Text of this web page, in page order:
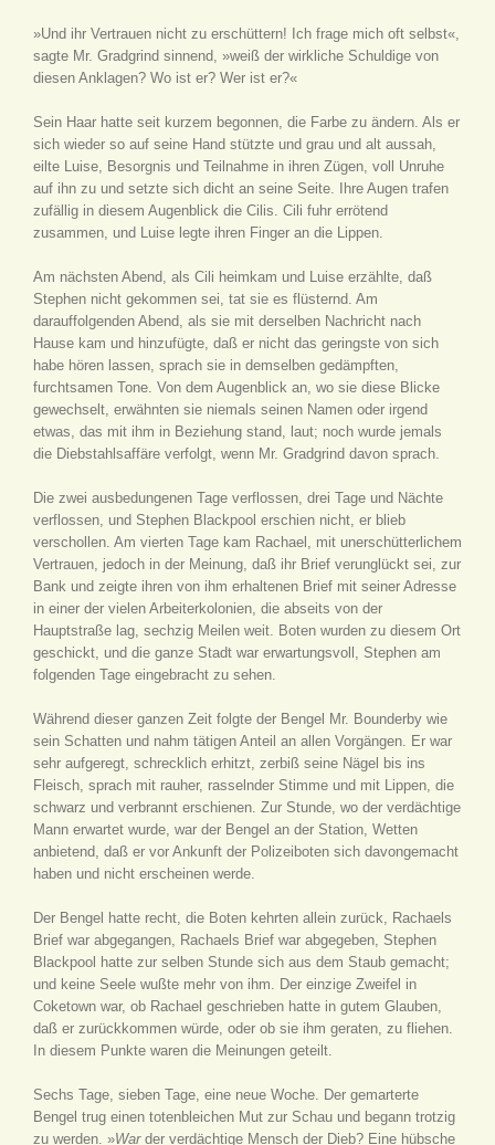
»Und ihr Vertrauen nicht zu erschüttern! Ich frage mich oft selbst«,
sagte Mr. Gradgrind sinnend, »weiß der wirkliche Schuldige von
diesen Anklagen? Wo ist er? Wer ist er?«
Sein Haar hatte seit kurzem begonnen, die Farbe zu ändern. Als er
sich wieder so auf seine Hand stützte und grau und alt aussah,
eilte Luise, Besorgnis und Teilnahme in ihren Zügen, voll Unruhe
auf ihn zu und setzte sich dicht an seine Seite. Ihre Augen trafen
zufällig in diesem Augenblick die Cilis. Cili fuhr errötend
zusammen, und Luise legte ihren Finger an die Lippen.
Am nächsten Abend, als Cili heimkam und Luise erzählte, daß
Stephen nicht gekommen sei, tat sie es flüsternd. Am
darauffolgenden Abend, als sie mit derselben Nachricht nach
Hause kam und hinzufügte, daß er nicht das geringste von sich
habe hören lassen, sprach sie in demselben gedämpften,
furchtsamen Tone. Von dem Augenblick an, wo sie diese Blicke
gewechselt, erwähnten sie niemals seinen Namen oder irgend
etwas, das mit ihm in Beziehung stand, laut; noch wurde jemals
die Diebstahlsaffäre verfolgt, wenn Mr. Gradgrind davon sprach.
Die zwei ausbedungenen Tage verflossen, drei Tage und Nächte
verflossen, und Stephen Blackpool erschien nicht, er blieb
verschollen. Am vierten Tage kam Rachael, mit unerschütterlichem
Vertrauen, jedoch in der Meinung, daß ihr Brief verunglückt sei, zur
Bank und zeigte ihren von ihm erhaltenen Brief mit seiner Adresse
in einer der vielen Arbeiterkolonien, die abseits von der
Hauptstraße lag, sechzig Meilen weit. Boten wurden zu diesem Ort
geschickt, und die ganze Stadt war erwartungsvoll, Stephen am
folgenden Tage eingebracht zu sehen.
Während dieser ganzen Zeit folgte der Bengel Mr. Bounderby wie
sein Schatten und nahm tätigen Anteil an allen Vorgängen. Er war
sehr aufgeregt, schrecklich erhitzt, zerbiß seine Nägel bis ins
Fleisch, sprach mit rauher, rasselnder Stimme und mit Lippen, die
schwarz und verbrannt erschienen. Zur Stunde, wo der verdächtige
Mann erwartet wurde, war der Bengel an der Station, Wetten
anbietend, daß er vor Ankunft der Polizeiboten sich davongemacht
haben und nicht erscheinen werde.
Der Bengel hatte recht, die Boten kehrten allein zurück, Rachaels
Brief war abgegangen, Rachaels Brief war abgegeben, Stephen
Blackpool hatte zur selben Stunde sich aus dem Staub gemacht;
und keine Seele wußte mehr von ihm. Der einzige Zweifel in
Coketown war, ob Rachael geschrieben hatte in gutem Glauben,
daß er zurückkommen würde, oder ob sie ihm geraten, zu fliehen.
In diesem Punkte waren die Meinungen geteilt.
Sechs Tage, sieben Tage, eine neue Woche. Der gemarterte
Bengel trug einen totenbleichen Mut zur Schau und begann trotzig
zu werden. »Warder verdächtige Mensch der Dieb? Eine hübsche